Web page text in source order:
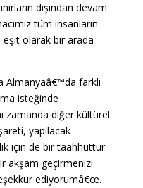
dışından devam
tüm insanların
eşit olarak bir arada
Almanyaâ€™da farklı
isteğinde
zamanda diğer kültürel
yapılacak
için de bir taahhüttür.
akşam geçirmenizi
ediyorumâ€œ.